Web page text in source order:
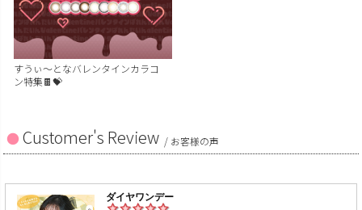
すうぃ～となバレンタインカラコ
ン特集🍫💝
Customer's Review / お客様の声